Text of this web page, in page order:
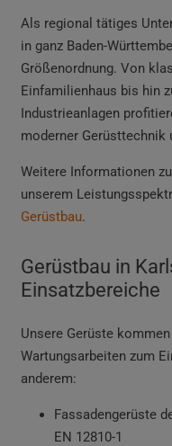
Als regional tätiges
in ganz Baden-
Größenordnung. Von
Einfamilienhaus bis hin
Industrieanlagen
moderner
Weitere Informationen
unserem
Gerüstbau.
Gerüstbau in
Einsatzbereiche
Unsere Gerüste
Wartungsarbeiten zum
anderem:
Fassadengerüste
EN 12810-1